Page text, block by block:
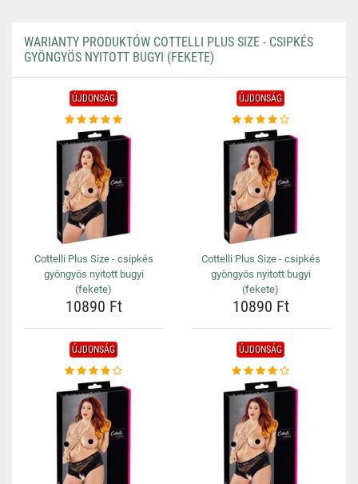
WARIANTY PRODUKTÓW COTTELLI PLUS SIZE - CSIPKÉS
GYÖNGYÖS NYITOTT BUGYI (FEKETE)
ÚJDONSÁG
Cottelli Plus Size - csipkés
gyöngyös nyitott bugyi
(fekete)
10890 Ft
ÚJDONSÁG
Cottelli Plus Size - csipkés
gyöngyös nyitott bugyi
(fekete)
10890 Ft
ÚJDONSÁG ÚJDONSÁG